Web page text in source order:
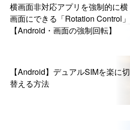
横画面非対応アプリを強制的に横
画面にできる「Rotation Control」
【Android・画面の強制回転】
【Android】デュアルSIMを楽に切
替える方法